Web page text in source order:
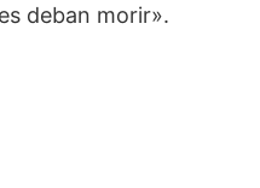
deban morir».